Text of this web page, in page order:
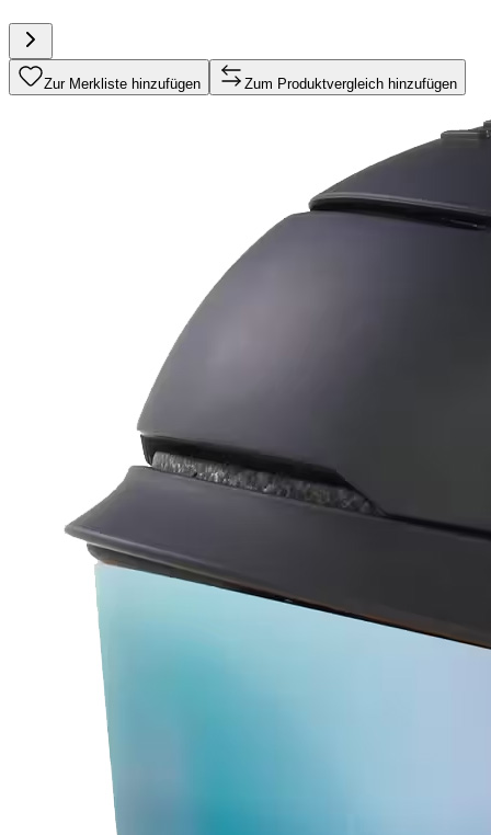
Zur Merkliste hinzufügen Zum Produktvergleich hinzufügen